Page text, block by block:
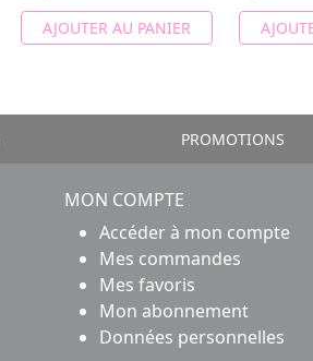
AJOUTER AU PANIER
PROMOTIONS
MON COMPTE
Accéder à mon compte
Mes commandes
Mes favoris
Mon abonnement
Données personnelles